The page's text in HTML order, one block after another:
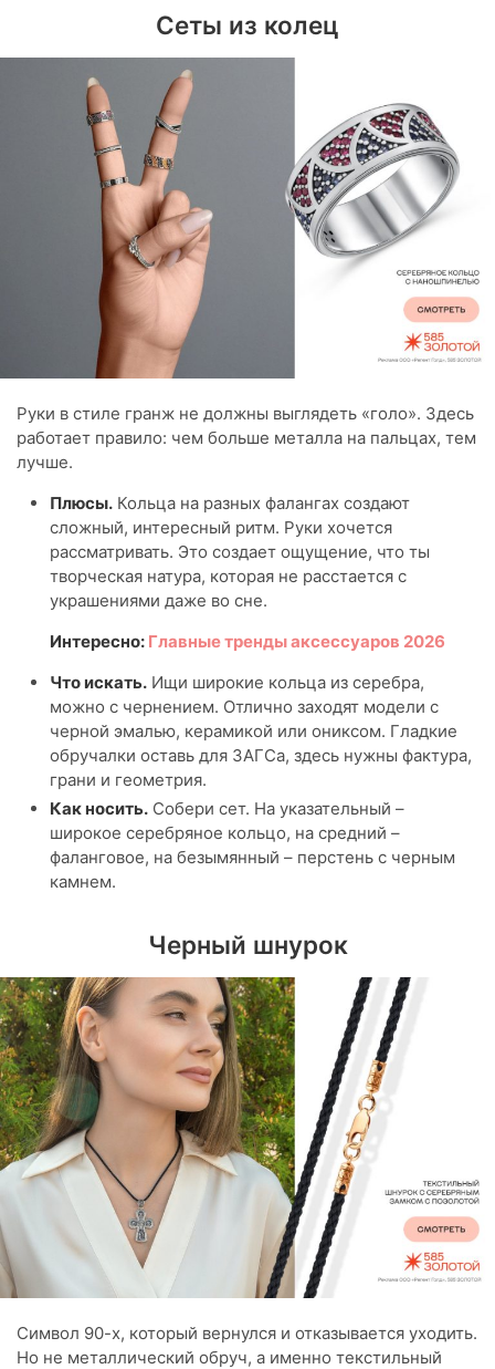
Сеты из колец
Руки в стиле гранж не должны выглядеть «голо». Здесь
работает правило: чем больше металла на пальцах, тем
лучше.
Плюсы. Кольца на разных фалангах создают
сложный, интересный ритм. Руки хочется
рассматривать. Это создает ощущение, что ты
творческая натура, которая не расстается с
украшениями даже во сне.
Интересно: Главные тренды аксессуаров 2026
Что искать. Ищи широкие кольца из серебра,
можно с чернением. Отлично заходят модели с
черной эмалью, керамикой или ониксом. Гладкие
обручалки оставь для ЗАГСа, здесь нужны фактура,
грани и геометрия.
Как носить. Собери сет. На указательный –
широкое серебряное кольцо, на средний –
фаланговое, на безымянный – перстень с черным
камнем.
Черный шнурок
Символ 90-х, который вернулся и отказывается уходить.
Но не металлический обруч, а именно текстильный